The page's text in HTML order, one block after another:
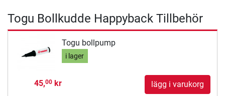
Togu Bollkudde Happyback Tillbehör
Togu bollpump
i lager
45,00kr lägg i varukorg